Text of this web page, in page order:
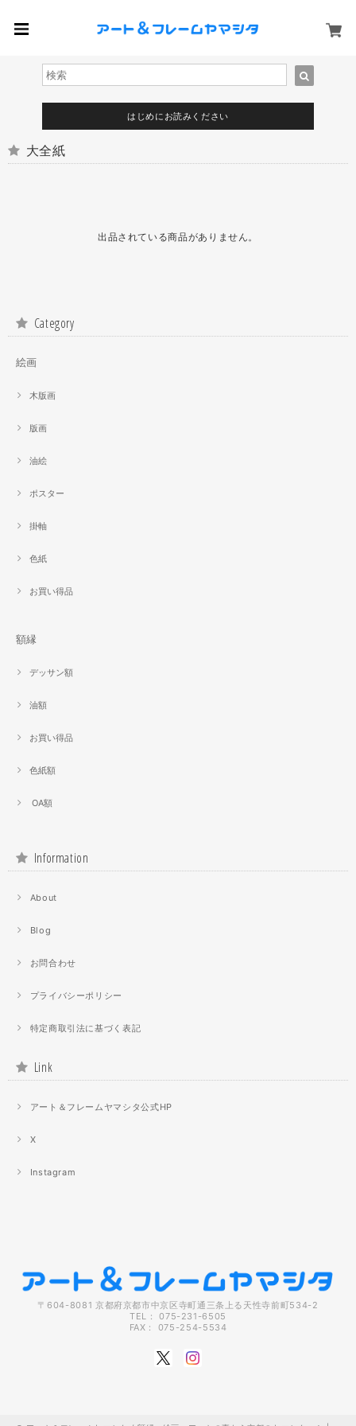
はじめにお読みください
大全紙
出品されている商品がありません。
Category
絵画
木版画
版画
油絵
ポスター
掛軸
色紙
お買い得品
額縁
デッサン額
油額
お買い得品
色紙額
OA額
Information
About
Blog
お問合わせ
プライバシーポリシー
特定商取引法に基づく表記
Link
アート＆フレームヤマシタ公式HP
X
Instagram
〒604-8081 京都府京都市中京区寺町通三条上る天性寺前町534-2
TEL： 075-231-6505
FAX： 075-254-5534